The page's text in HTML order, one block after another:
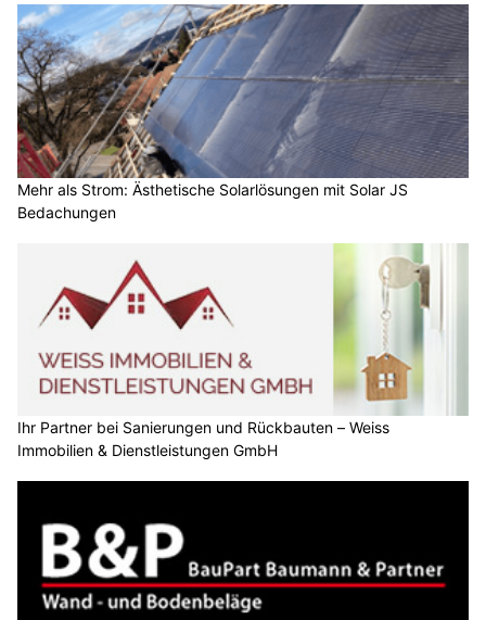
Mehr als Strom: Ästhetische Solarlösungen mit Solar JS
Bedachungen
Ihr Partner bei Sanierungen und Rückbauten – Weiss
Immobilien & Dienstleistungen GmbH